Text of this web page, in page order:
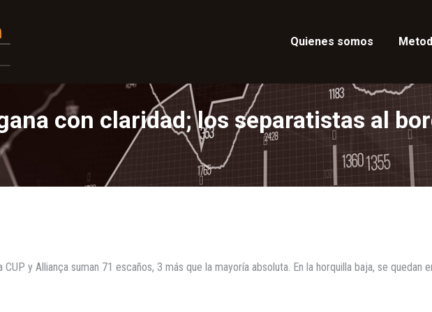
Quienes somos
con claridad; los separatistas al
CUP y Alliança suman 71 escaños, 3 más que la mayoría absoluta. En la horquilla baja, se quedan